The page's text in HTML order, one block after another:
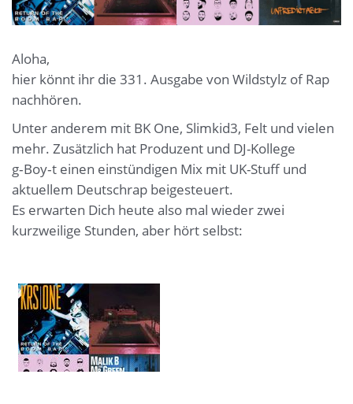
Aloha,
hier könnt ihr die 331. Ausgabe von Wildstylz of Rap
nachhören.
Unter anderem mit BK One, Slimkid3, Felt und vielen
mehr. Zusätzlich hat Produzent und DJ-Kollege
g‑Boy‑t einen einstündigen Mix mit UK-Stuff und
aktuellem Deutschrap beigesteuert.
Es erwarten Dich heute also mal wieder zwei
kurzweilige Stunden, aber hört selbst: